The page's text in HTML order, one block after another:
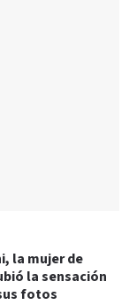
la mujer de
la sensación
fotos